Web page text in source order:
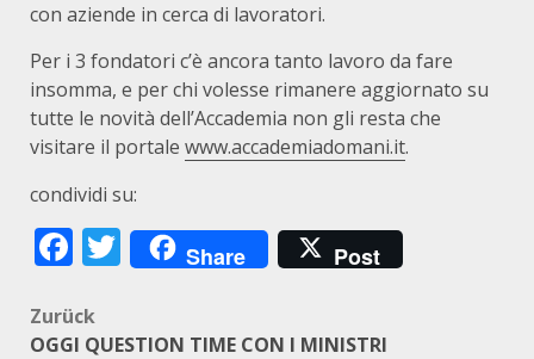
con aziende in cerca di lavoratori.
Per i 3 fondatori c’è ancora tanto lavoro da fare
insomma, e per chi volesse rimanere aggiornato su
tutte le novità dell’Accademia non gli resta che
visitare il portale www.accademiadomani.it.
condividi su:
Facebook
Twitter
Share Post
Beitragsnavigation
Zurück
OGGI QUESTION TIME CON I MINISTRI